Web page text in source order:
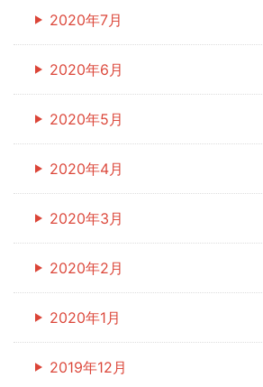
2020年7月
2020年6月
2020年5月
2020年4月
2020年3月
2020年2月
2020年1月
2019年12月